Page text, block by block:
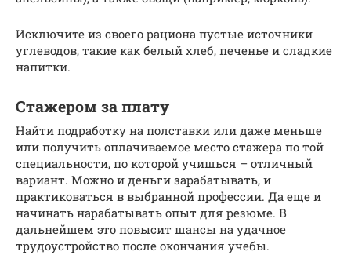
Исключите из своего рациона пустые источники
углеводов, такие как белый хлеб, печенье и сладкие
напитки.
Стажером за плату
Найти подработку на полставки или даже меньше
или получить оплачиваемое место стажера по той
специальности, по которой учишься – отличный
вариант. Можно и деньги зарабатывать, и
практиковаться в выбранной профессии. Да еще и
начинать нарабатывать опыт для резюме. В
дальнейшем это повысит шансы на удачное
трудоустройство после окончания учебы.